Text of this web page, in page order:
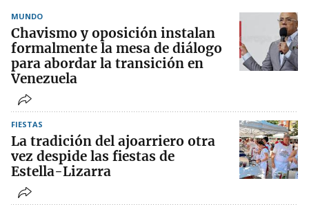
MUNDO
Chavismo y oposición instalan
formalmente la mesa de diálogo
para abordar la transición en
Venezuela
FIESTAS
La tradición del ajoarriero otra
vez despide las fiestas de
Estella-Lizarra